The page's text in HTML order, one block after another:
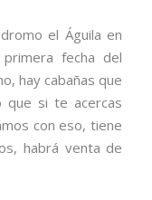
el Águila en
fecha del
hay cabañas que
que si te acercas
con eso, tiene
habrá venta de